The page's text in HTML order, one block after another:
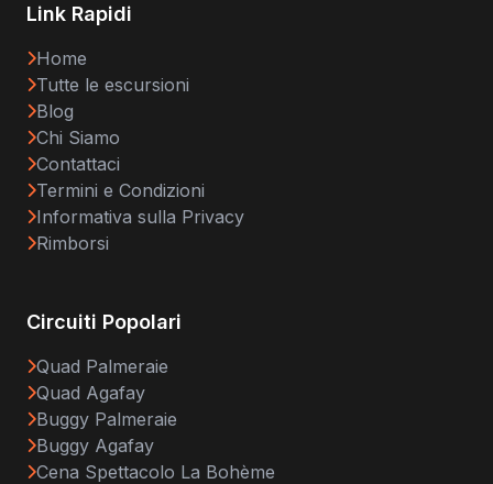
Link Rapidi
Home
Tutte le escursioni
Blog
Chi Siamo
Contattaci
Termini e Condizioni
Informativa sulla Privacy
Rimborsi
Circuiti Popolari
Quad Palmeraie
Quad Agafay
Buggy Palmeraie
Buggy Agafay
Cena Spettacolo La Bohème